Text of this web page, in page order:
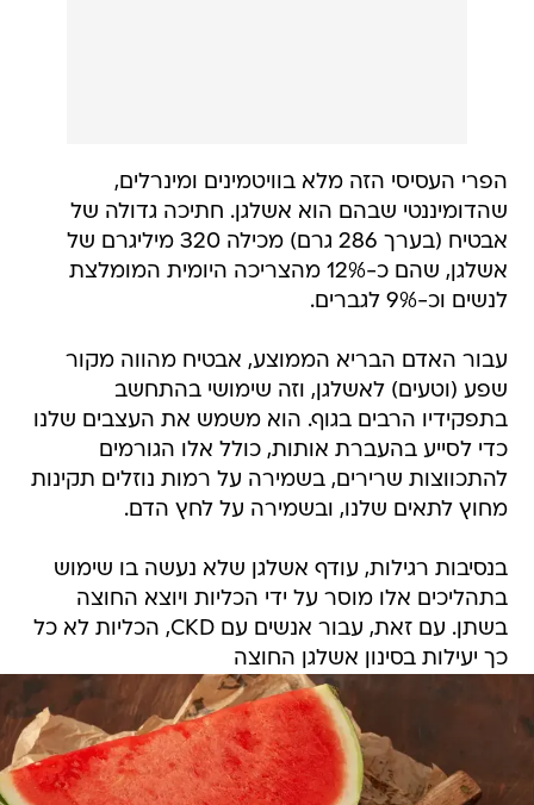
הפרי העסיסי הזה מלא בוויטמינים ומינרלים,
שהדומיננטי שבהם הוא אשלגן. חתיכה גדולה של
אבטיח (בערך 286 גרם) מכילה 320 מיליגרם של
אשלגן, שהם כ-12% מהצריכה היומית המומלצת
לנשים וכ-9% לגברים.
עבור האדם הבריא הממוצע, אבטיח מהווה מקור
שפע (וטעים) לאשלגן, וזה שימושי בהתחשב
בתפקידיו הרבים בגוף. הוא משמש את העצבים שלנו
כדי לסייע בהעברת אותות, כולל אלו הגורמים
להתכווצות שרירים, בשמירה על רמות נוזלים תקינות
מחוץ לתאים שלנו, ובשמירה על לחץ הדם.
בנסיבות רגילות, עודף אשלגן שלא נעשה בו שימוש
בתהליכים אלו מוסר על ידי הכליות ויוצא החוצה
בשתן. עם זאת, עבור אנשים עם CKD, הכליות לא כל
כך יעילות בסינון אשלגן החוצה